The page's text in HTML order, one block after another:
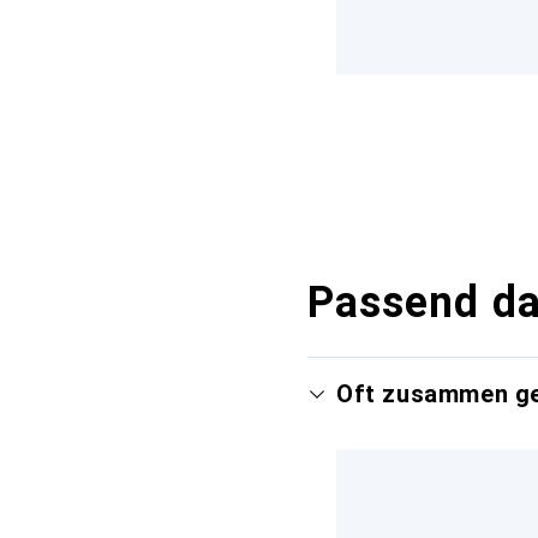
Passend
Oft zusammen